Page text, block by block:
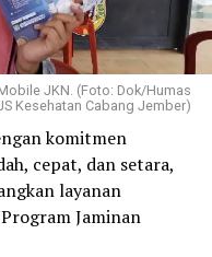
sampai sakit baru
ada kemudahan
kesempatan
bertahap. Dengan
dan keluarga bisa
kesehatan
tuturnya.
berperan penting
akses
biaya.
kebutuhan karena
itu membuat saya
memiliki manfaat
JKN. (Foto: Dok/Humas
Kesehatan Cabang Jember)
komitmen
cepat, dan setara,
layanan
Jaminan